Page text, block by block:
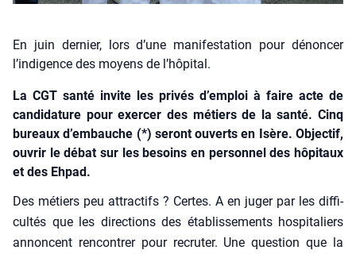
En juin dernier, lors d’une manifestation pour dénoncer
l’indigence des moyens de l’hôpital.
La CGT santé invite les privés d’emploi à faire acte de
candidature pour exercer des métiers de la santé. Cinq
bureaux d’embauche (*) seront ouverts en Isère. Objectif,
ouvrir le débat sur les besoins en personnel des hôpitaux
et des Ehpad.
Des métiers peu attrac­tifs ? Certes. A en juger par les dif­fi­
cul­tés que les direc­tions des éta­blis­se­ments hos­pi­ta­liers
annoncent ren­con­trer pour recru­ter. Une ques­tion que la